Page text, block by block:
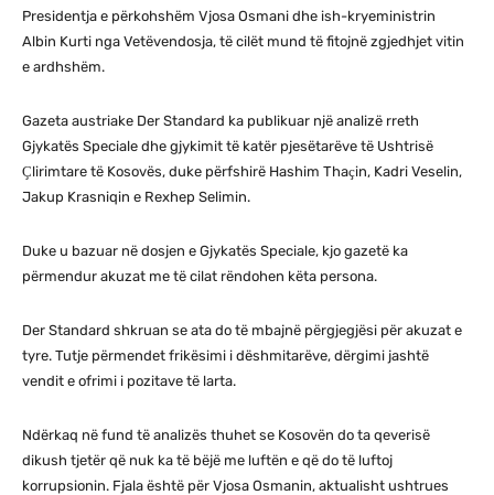
Presidentja e përkohshëm Vjosa Osmani dhe ish-kryeministrin
Albin Kurti nga Vetëvendosja, të cilët mund të fitojnë zgjedhjet vitin
e ardhshëm.
Gazeta austriake Der Standard ka publikuar një analizë rreth
Gjykatës Speciale dhe gjykimit të katër pjesëtarëve të Ushtrisë
Ҫlirimtare të Kosovës, duke përfshirë Hashim Thaҫin, Kadri Veselin,
Jakup Krasniqin e Rexhep Selimin.
Duke u bazuar në dosjen e Gjykatës Speciale, kjo gazetë ka
përmendur akuzat me të cilat rëndohen këta persona.
Der Standard shkruan se ata do të mbajnë përgjegjësi për akuzat e
tyre. Tutje përmendet frikësimi i dëshmitarëve, dërgimi jashtë
vendit e ofrimi i pozitave të larta.
Ndërkaq në fund të analizës thuhet se Kosovën do ta qeverisë
dikush tjetër që nuk ka të bëjë me luftën e që do të luftoj
korrupsionin. Fjala është për Vjosa Osmanin, aktualisht ushtrues